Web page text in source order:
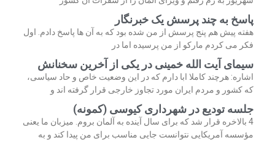
پاسخ به چند پرسش یک خبرنگار
هفته پیش هم پنج پرسش از من شده بود که به آن ها پاسخ دادم. اول
فکر می کردم مارکو از من پرسیده اما در
سیمای آیت الله خمینی در یکی از آخرین سخنانش
اشاره: هرچند کاملا ابا دارم که در این وضعیت خاص و حاد سیاسی،
که کشور و مردم ایران مورد تجاوز خارجی قرار گرفته اند و
جلسه تودیع در شهرداری کیوسی (کمونه)
4 بالاخره قرار شد که برای سال آینده به آلمان بروم. میزبان ما یعنی
مؤسسه آمریکایی نتوانست جایی مناسب برای من پیدا کند و به